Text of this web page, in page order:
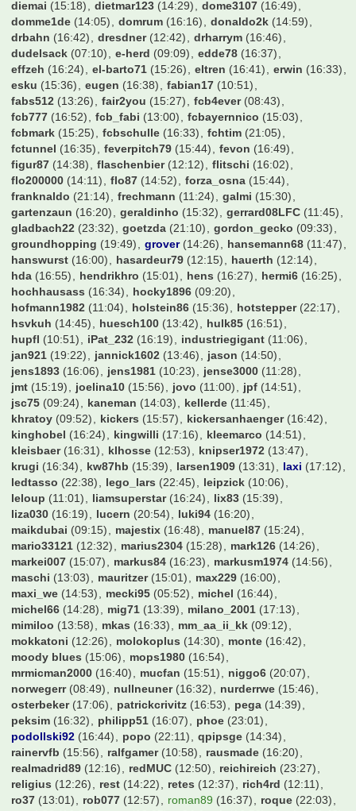
Zirni(19:35) Zitronen(11:28) Zoexdzn(21:45) Zottel
Zumsel(14:41) achimkal(22:33) albirinho89(09:57)
alexo(20:37) alfonso123 (16:30) allgoier(16:47)
alohahe(16:39) alonso-mosley(11:39) amoroso1001
arnibanani(14:42) arno73(07:00) aronymus(15:54)
asgezi(14:59) axwell(16:50) bahrlotelli93(21:24)
bamberger11(14:35) baracuda(14:39) bartman99999
bashman(11:15) bayern süden (14:35) bayern2001(13:33)
bazihugo(16:52) ben1893(12:44) benemil(23:39)
bensin(16:54) billyboy(16:40) blackfire7(13:00)
blomblom(00:24) bluewave(11:48) bodo-rudwaleit
borusse1909(16:30) borussengunner(15:55)
brazzo1985 (15:38) btother0ck (16:34) buddybs(09:15)
bumbum70 (16:09) burki89(16:51) bvbmg11(14:55)
c.eic(15:07) carovigno1(21:40) cello1971(14:19)
chicken(11:28) chris1(11:30) chris_what(15:40)
chrissi98(15:05) cibby(22:48) ck1(14:44) claymore(10:16)
cloudprince (13:51) coasterrel(16:35) currywurst(23:39)
dari_1610(20:00) davidw95(12:31) der Marten
derbesuch(13:59) derhubbe(16:49) diegogrande10 (16:48)
diemai(15:18) dietmar123(14:29) dome3107(16:49)
domme1de(14:05) domrum(16:16) donaldo2k(14:59)
drbahn (16:42) dresdner(12:42) drharrym(16:46)
dudelsack(07:10) e-herd(09:09) edde78(16:37)
effzeh(16:24) el-barto71(15:26) eltren(16:41) erwin
esku(15:36) eugen(16:38) fabian17(10:51)
fabs512 (13:26) fair2you(15:27) fcb4ever(08:43)
fcb777(16:52) fcb_fabi(13:00) fcbayernnico(15:03)
fcbmark(15:25) fcbschulle(16:33) fchtim(21:05)
fctunnel(16:35) feverpitch79 (15:44) fevon(16:49)
figur87(14:38) flaschenbier(12:12) flitschi(16:02)
flo200000(14:11) flo87(14:52) forza_osna(15:44)
franknaldo(21:14) frechmann (11:24) galmi(15:30)
gartenzaun(16:20) geraldinho(15:32) gerrard08LFC(11:45)
gladbach22 (23:32) goetzda(21:10) gordon_gecko(09:33)
groundhopping(19:49) grover(14:26) hansemann68(11:47)
hanswurst(16:00) hasardeur79(12:15) hauerth(12:14)
hda(16:55) hendrikhro(15:01) hens(16:27) hermi6
hochhausass(16:34) hocky1896(09:20)
hofmann1982(11:04) holstein86(15:36) hotstepper
hsvkuh(14:45) huesch100(13:42) hulk85(16:51)
hupfl(10:51) iPat_232(16:19) industriegigant
jan921(19:22) jannick1602(13:46) jason(14:50)
jens1893(16:06) jens1981(10:23) jense3000(11:28)
jmt(15:19) joelina10(15:56) jovo(11:00) jpf(14:51)
jsc75(09:24) kaneman(14:03) kellerde (11:45)
khratoy(09:52) kickers(15:57) kickersanhaenger(16:42)
kinghobel(16:24) kingwilli (17:16) kleemarco (14:51)
kleisbaer(16:31) klhosse(12:53) knipser1972(13:47)
krugi(16:34) kw87hb(15:39) larsen1909(13:31) laxi(17:12)
ledtasso(22:38) lego_lars(22:45) leipzick(10:06)